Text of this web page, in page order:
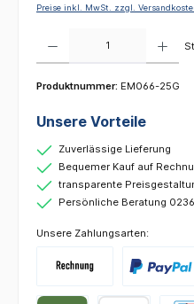
Preise inkl. MwSt. zzgl.
Produktnummer: EM066-25G
Unsere Vorteile
Zuverlässige Lieferung
Bequemer Kauf auf
transparente
Persönliche Beratung
Unsere Zahlungsarten: